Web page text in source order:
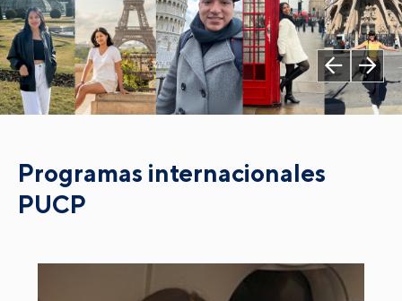
Programas internacionales
PUCP